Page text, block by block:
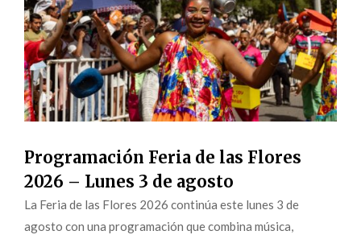
Programación Feria de las Flores
2026 – Lunes 3 de agosto
La Feria de las Flores 2026 continúa este lunes 3 de
agosto con una programación que combina música,